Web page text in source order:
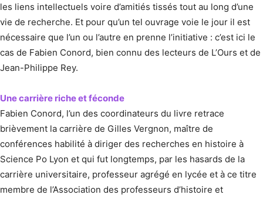
les liens intellectuels voire d’amitiés tissés tout au long d’une
vie de recherche. Et pour qu’un tel ouvrage voie le jour il est
nécessaire que l’un ou l’autre en prenne l’initiative : c’est ici le
cas de Fabien Conord, bien connu des lecteurs de L’Ours et de
Jean-Philippe Rey.
Une carrière riche et féconde
Fabien Conord, l’un des coordinateurs du livre retrace
brièvement la carrière de Gilles Vergnon, maître de
conférences habilité à diriger des recherches en histoire à
Science Po Lyon et qui fut longtemps, par les hasards de la
carrière universitaire, professeur agrégé en lycée et à ce titre
membre de l’Association des professeurs d’histoire et